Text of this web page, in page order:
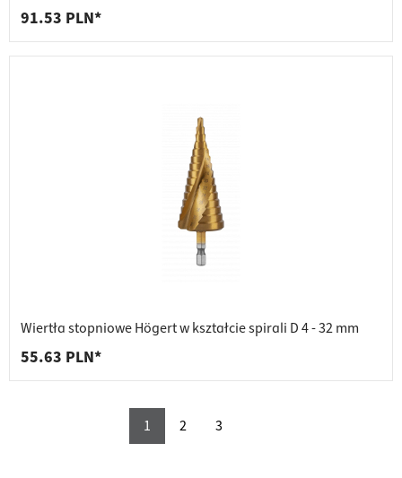
91.53 PLN*
Wiertła stopniowe Högert w kształcie spirali D 4 - 32 mm
55.63 PLN*
1 2 3